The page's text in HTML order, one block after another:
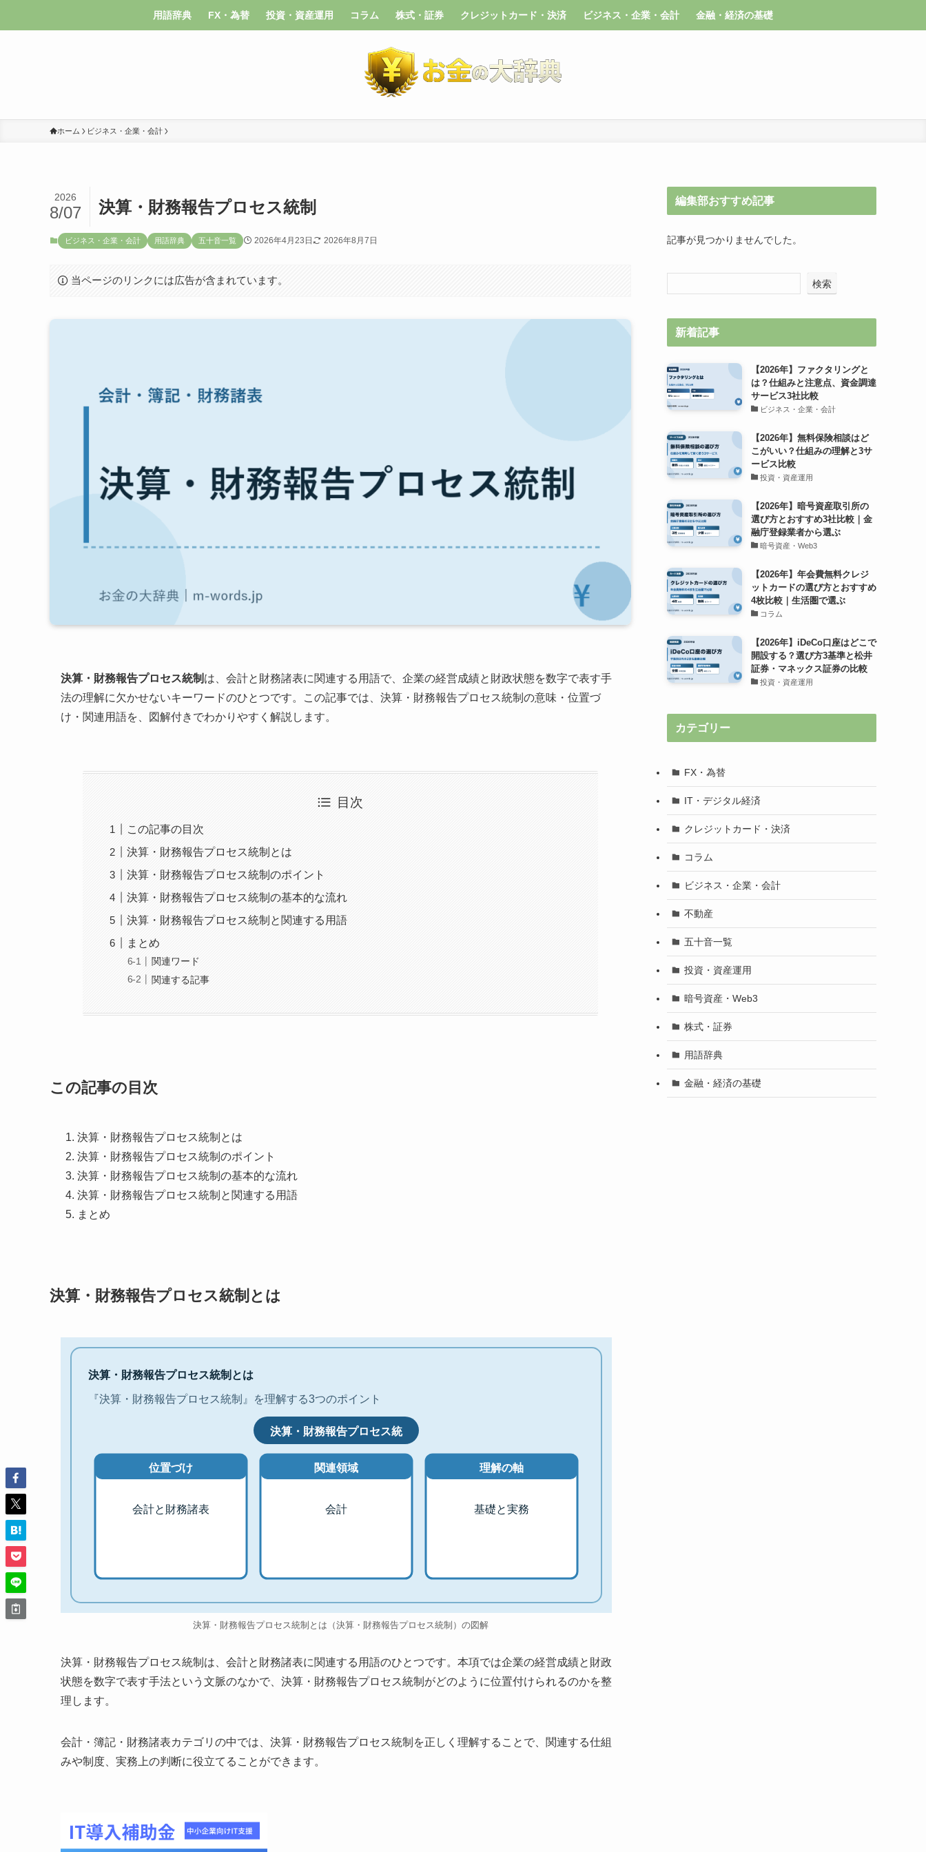
用語辞典 FX・為替 投資・資産運用 コラム 株式・証券 クレジットカード・決済 ビジネス・企業・会計 金融・経済の基礎
ホーム ビジネス・企業・会計
決算・財務報告プロセス統制
2026
8/07
ビジネス・企業・会計 用語辞典 五十音一覧 2026年4月23日 2026年8月7日
当ページのリンクには広告が含まれています。
決算・財務報告プロセス統制 は、会計と財務諸表に関連する用語で、企業の経営成績と財政状態を数字で表す手
法の理解に欠かせないキーワードのひとつです。この記事では、決算・財務報告プロセス統制の意味・位置づ
け・関連用語を、図解付きでわかりやすく解説します。
目次
この記事の目次
決算・財務報告プロセス統制とは
決算・財務報告プロセス統制のポイント
決算・財務報告プロセス統制の基本的な流れ
決算・財務報告プロセス統制と関連する用語
まとめ
関連ワード
関連する記事
この記事の目次
決算・財務報告プロセス統制とは
決算・財務報告プロセス統制のポイント
決算・財務報告プロセス統制の基本的な流れ
決算・財務報告プロセス統制と関連する用語
まとめ
決算・財務報告プロセス統制とは
決算・財務報告プロセス統制とは
『決算・財務報告プロセス統制』を理解する3つのポイント
決算・財務報告プロセス統
位置づけ
会計と財務諸表
関連領域
会計
理解の軸
基礎と実務
決算・財務報告プロセス統制とは（決算・財務報告プロセス統制）の図解
決算・財務報告プロセス統制は、会計と財務諸表に関連する用語のひとつです。本項では企業の経営成績と財政
状態を数字で表す手法という文脈のなかで、決算・財務報告プロセス統制がどのように位置付けられるのかを整
理します。
会計・簿記・財務諸表カテゴリの中では、決算・財務報告プロセス統制を正しく理解することで、関連する仕組
みや制度、実務上の判断に役立てることができます。
編集部おすすめ記事
記事が見つかりませんでした。
検索
新着記事
【2026年】ファクタリングと
は？仕組みと注意点、資金調達
サービス3社比較
ビジネス・企業・会計
【2026年】無料保険相談はど
こがいい？仕組みの理解と3サ
ービス比較
投資・資産運用
【2026年】暗号資産取引所の
選び方とおすすめ3社比較｜金
融庁登録業者から選ぶ
暗号資産・Web3
【2026年】年会費無料クレジ
ットカードの選び方とおすすめ
4枚比較｜生活圏で選ぶ
コラム
【2026年】iDeCo口座はどこで
開設する？選び方3基準と松井
証券・マネックス証券の比較
投資・資産運用
カテゴリー
FX・為替
IT・デジタル経済
クレジットカード・決済
コラム
ビジネス・企業・会計
不動産
五十音一覧
投資・資産運用
暗号資産・Web3
株式・証券
用語辞典
金融・経済の基礎